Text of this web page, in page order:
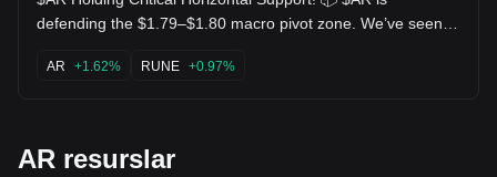
defending the $1.79–$1.80 macro pivot zone. We’ve seen
drive prices past $2.79. Sellers are losing strength at these
discount levels! 🚀 $RUNE
AR +1.62% RUNE +0.97%
AR resurslar